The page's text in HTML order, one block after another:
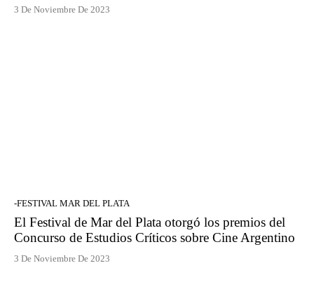
3 De Noviembre De 2023
-FESTIVAL MAR DEL PLATA
El Festival de Mar del Plata otorgó los premios del
Concurso de Estudios Críticos sobre Cine Argentino
3 De Noviembre De 2023